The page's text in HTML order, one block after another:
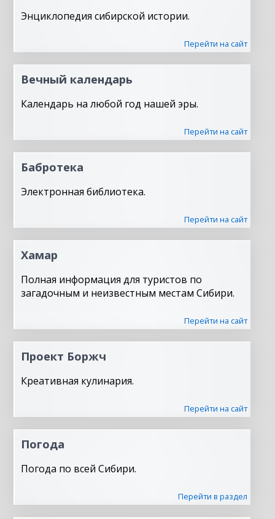
Энциклопедия сибирской истории.
Перейти на сайт
Вечный календарь
Календарь на любой год нашей эры.
Перейти на сайт
Бабротека
Электронная библиотека.
Перейти на сайт
Хамар
Полная информация для туристов по
загадочным и неизвестным местам Сибири.
Перейти на сайт
Проект Боржч
Креативная кулинария.
Перейти на сайт
Погода
Погода по всей Сибири.
Перейти в раздел